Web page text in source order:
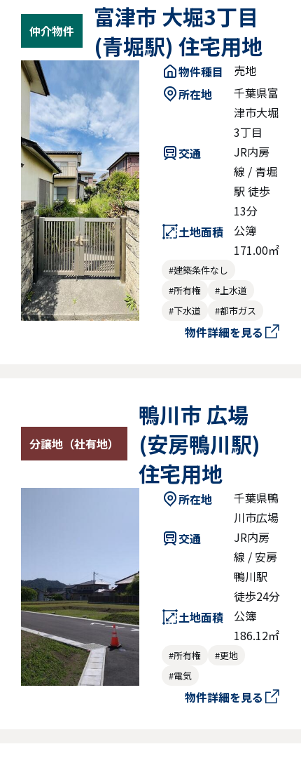
仲介物件
富津市 大堀3丁目
(青堀駅) 住宅用地
物件種目
売地
所在地
千葉県富
津市大堀
3丁目
交通
JR内房
線 / 青堀
駅 徒歩
13分
土地面積
公簿
171.00㎡
#建築条件なし
#所有権
#上水道
#下水道
#都市ガス
物件詳細を見る
分譲地（社有地）
鴨川市 広場
(安房鴨川駅)
住宅用地
所在地
千葉県鴨
川市広場
交通
JR内房
線 / 安房
鴨川駅
徒歩24分
土地面積
公簿
186.12㎡
#所有権
#更地
#電気
物件詳細を見る